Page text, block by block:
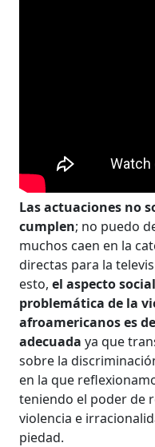
Las actuaciones no
cumplen; no puedo
muchos caen en la
directas para la
esto,el aspecto
problemática de la
afroamericanos es
adecuada ya que
sobre la
en la que
teniendo el poder de
violencia e
piedad.